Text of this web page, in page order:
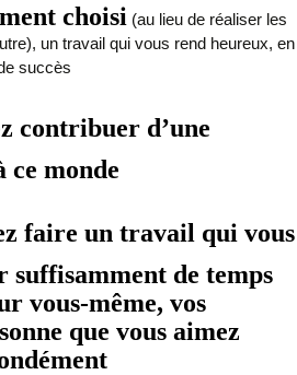
choisi (au lieu de réaliser les
un travail qui vous rend heureux, en
succès
contribuer d’une
ce monde
faire un travail qui vous
suffisamment de temps
vous-même, vos
que vous aimez